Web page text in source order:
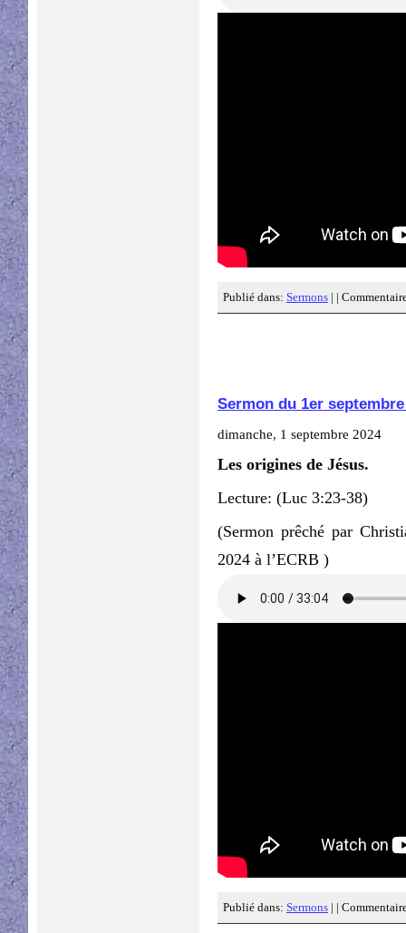
Publié dans: Sermons | |
Sermon du 1er septembre
dimanche, 1 septembre 2024
Les origines de Jésus.
Lecture: (Luc 3:23-38)
(Sermon prêché par
2024 à l’ECRB )
Publié dans: Sermons | |